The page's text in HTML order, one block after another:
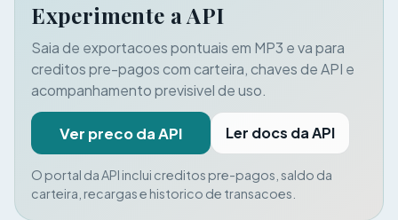
Experimente a API
Saia de exportacoes pontuais em MP3 e va para
creditos pre-pagos com carteira, chaves de API e
acompanhamento previsivel de uso.
Ver preco da API Ler docs da API
O portal da API inclui creditos pre-pagos, saldo da
carteira, recargas e historico de transacoes.